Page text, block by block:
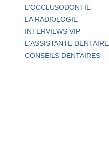
L'OCCLUSODONTIE
LA RADIOLOGIE
INTERVIEWS VIP
L'ASSISTANTE DENTAIRE
CONSEILS DENTAIRES